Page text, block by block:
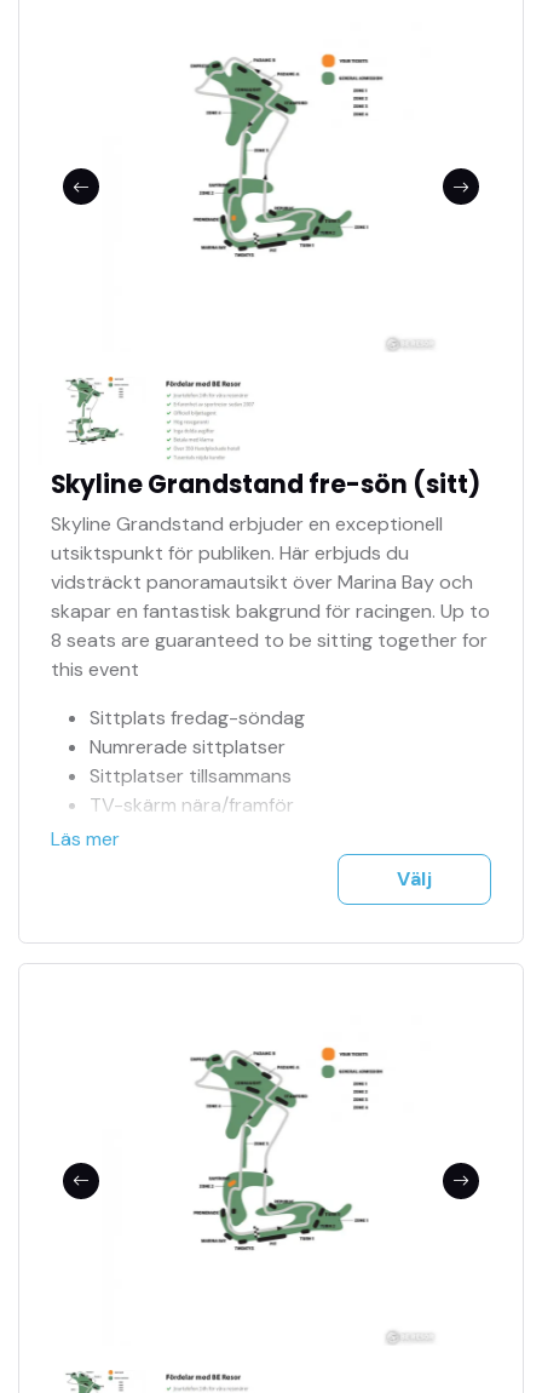
Skyline Grandstand fre-sön (sitt)
Skyline Grandstand erbjuder en exceptionell
utsiktspunkt för publiken. Här erbjuds du
vidsträckt panoramautsikt över Marina Bay och
skapar en fantastisk bakgrund för racingen. Up to
8 seats are guaranteed to be sitting together for
this event
Sittplats fredag-söndag
Numrerade sittplatser
Sittplatser tillsammans
TV-skärm nära/framför
Officiell biljettagent
Träning, kval & tävling ingår
Läs mer
Välj